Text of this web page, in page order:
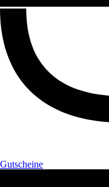
Gutscheine